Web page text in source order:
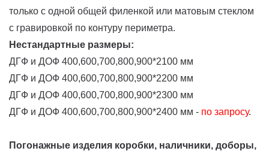
только с одной общей филенкой или матовым стеклом
с гравировкой по контуру периметра.
Нестандартные размеры:
ДГФ и ДОФ 400,600,700,800,900*2100 мм
ДГФ и ДОФ 400,600,700,800,900*2200 мм
ДГФ и ДОФ 400,600,700,800,900*2300 мм
ДГФ и ДОФ 400,600,700,800,900*2400 мм - по запросу.
Погонажные изделия коробки, наличники, доборы,